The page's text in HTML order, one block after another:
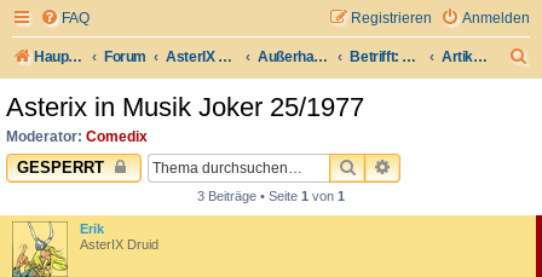
FAQ Anmelden
Registrieren
Hauptseite Forum AsterIX auf Deutsch Außerhalb Galliens Betrifft: Comedix.de Artikel für die Comedix-Bibliothek
Asterix in Musik Joker 25/1977
Moderator: Comedix
GESPERRT SUCHEERWEITERTE
3 Beiträge • Seite 1 von 1
Erik
AsterIX Druid